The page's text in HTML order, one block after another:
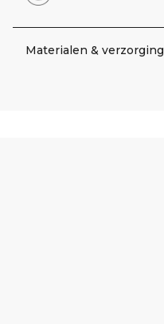
Materialen & verzorging